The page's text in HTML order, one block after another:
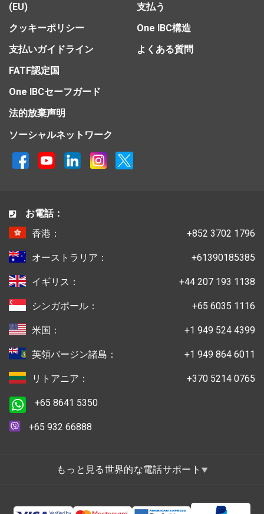
(EU)
クッキーポリシー
支払いガイドライン
FATF認定国
One IBCセーフガード
法的放棄声明
支払う
One IBC構造
よくある質問
ソーシャルネットワーク
お電話：
香港：
+852 3702 1796
オーストラリア： +61390185385
イギリス： +44 207 193 1138
シンガポール： +65 6035 1116
米国： +1 949 524 4399
英領バージン諸島： +1 949 864 6011
リトアニア： +370 5214 0765
+65 8641 5350
+65 932 66888
もっと見る世界的な電話サポート